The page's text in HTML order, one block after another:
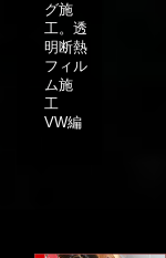
グ施
工。透
明断熱
フィル
ム施
工
VW編